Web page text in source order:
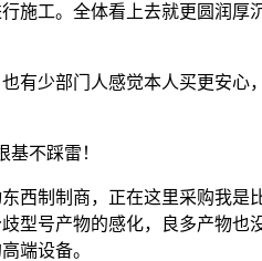
施工。全体看上去就更圆润厚
有少部门人感觉本人买更安心
不踩雷！
西制制商，正在这里采购我是
型号产物的感化，良多产物也
端设备。